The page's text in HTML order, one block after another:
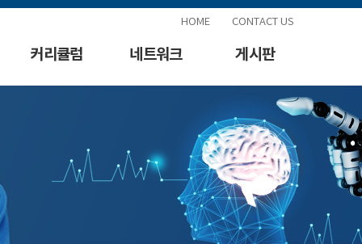
HOME CONTACT US
커리큘럼 네트워크 게시판